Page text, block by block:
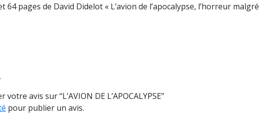
pages de David Didelot « L’avion de l’apocalypse, l’horreur
avis sur “L’AVION DE L’APOCALYPSE”
pour publier un avis.